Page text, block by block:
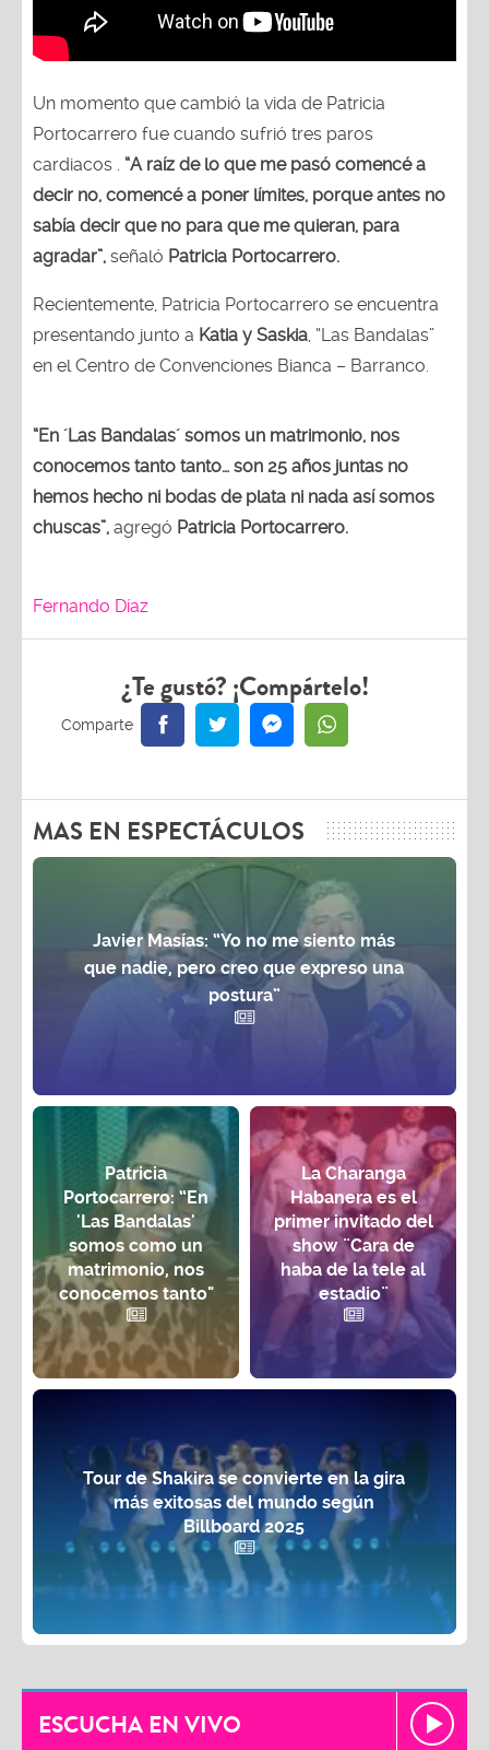
Un momento que cambió la vida de Patricia
Portocarrero fue cuando sufrió tres paros
cardiacos . “A raíz de lo que me pasó comencé a
decir no, comencé a poner límites, porque antes no
sabía decir que no para que me quieran, para
agradar”, señaló Patricia Portocarrero.
Recientemente, Patricia Portocarrero se encuentra
presentando junto a Katia y Saskia, “Las Bandalas”
en el Centro de Convenciones Bianca – Barranco.
“En ´Las Bandalas´ somos un matrimonio, nos
conocemos tanto tanto… son 25 años juntas no
hemos hecho ni bodas de plata ni nada así somos
chuscas”, agregó Patricia Portocarrero.
Fernando Díaz
¿Te gustó? ¡Compártelo!
MAS EN ESPECTÁCULOS
Javier Masías: “Yo no me siento más
que nadie, pero creo que expreso una
postura”
Patricia
Portocarrero: “En
'Las Bandalas'
somos como un
matrimonio, nos
conocemos tanto"
La Charanga
Habanera es el
primer invitado del
show ¨Cara de
haba de la tele al
estadio¨
Tour de Shakira se convierte en la gira
más exitosas del mundo según
Billboard 2025
ESCUCHA EN VIVO